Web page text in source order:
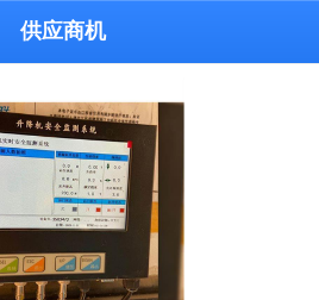
供应商机